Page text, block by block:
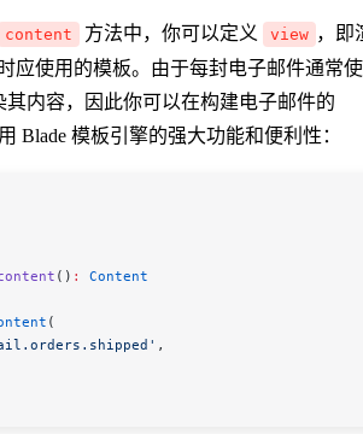
content 方法中，你可以定义 view ，即
应使用的模板。由于每封电子邮件通常
其内容，因此你可以在构建电子邮件的
Blade 模板引擎的强大功能和便利性：
() :
Content
(
,